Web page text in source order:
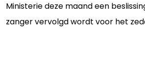
Ministerie deze maand een
zanger vervolgd wordt voor het